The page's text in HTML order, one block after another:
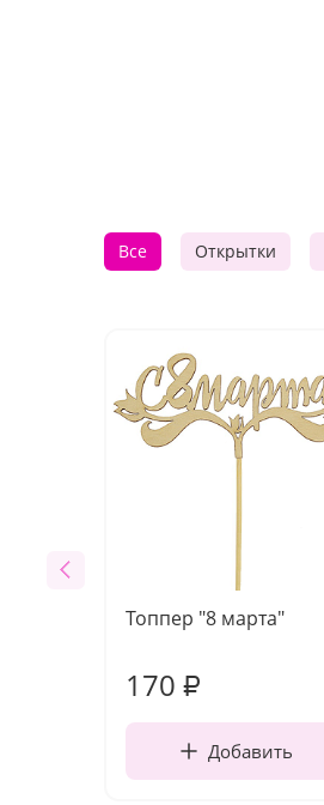
Все Открытки
Топпер "8 марта"
170 ₽
Добавить